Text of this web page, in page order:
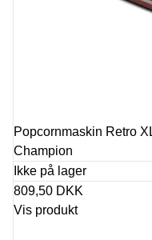
Popcornmaskin Retro
Champion
Ikke på lager
809,50 DKK
Vis produkt